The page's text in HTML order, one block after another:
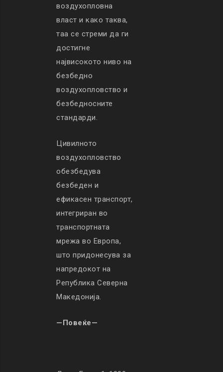
воздухопловна
власт и како таква,
таа се стреми да ги
достигне
највисокото ниво на
безбедно
воздухопловство и
безбедносните
стандарди.
Цивилното
воздухопловство
обезбедува
безбеден и
ефикасен транспорт,
интегриран во
транспортната
мрежа во Европа,
што придонесува за
напредокот на
Република Северна
Македонија.
—Повеќе—